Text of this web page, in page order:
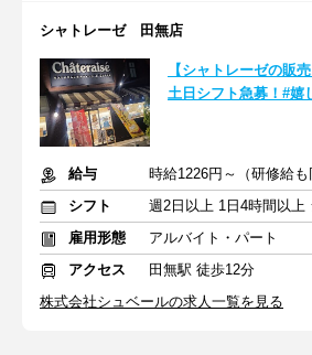
シャトレーゼ 田無店
【シャトレーゼの販
土日シフト急募！#嬉
給与
シフト
雇用形態
アルバイト・パート
アクセス
田無駅 徒歩12分
株式会社シュベールの求人一覧を見る